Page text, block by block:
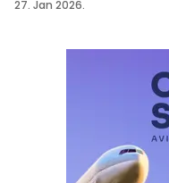
pucnjavi
27. Jan 2026.